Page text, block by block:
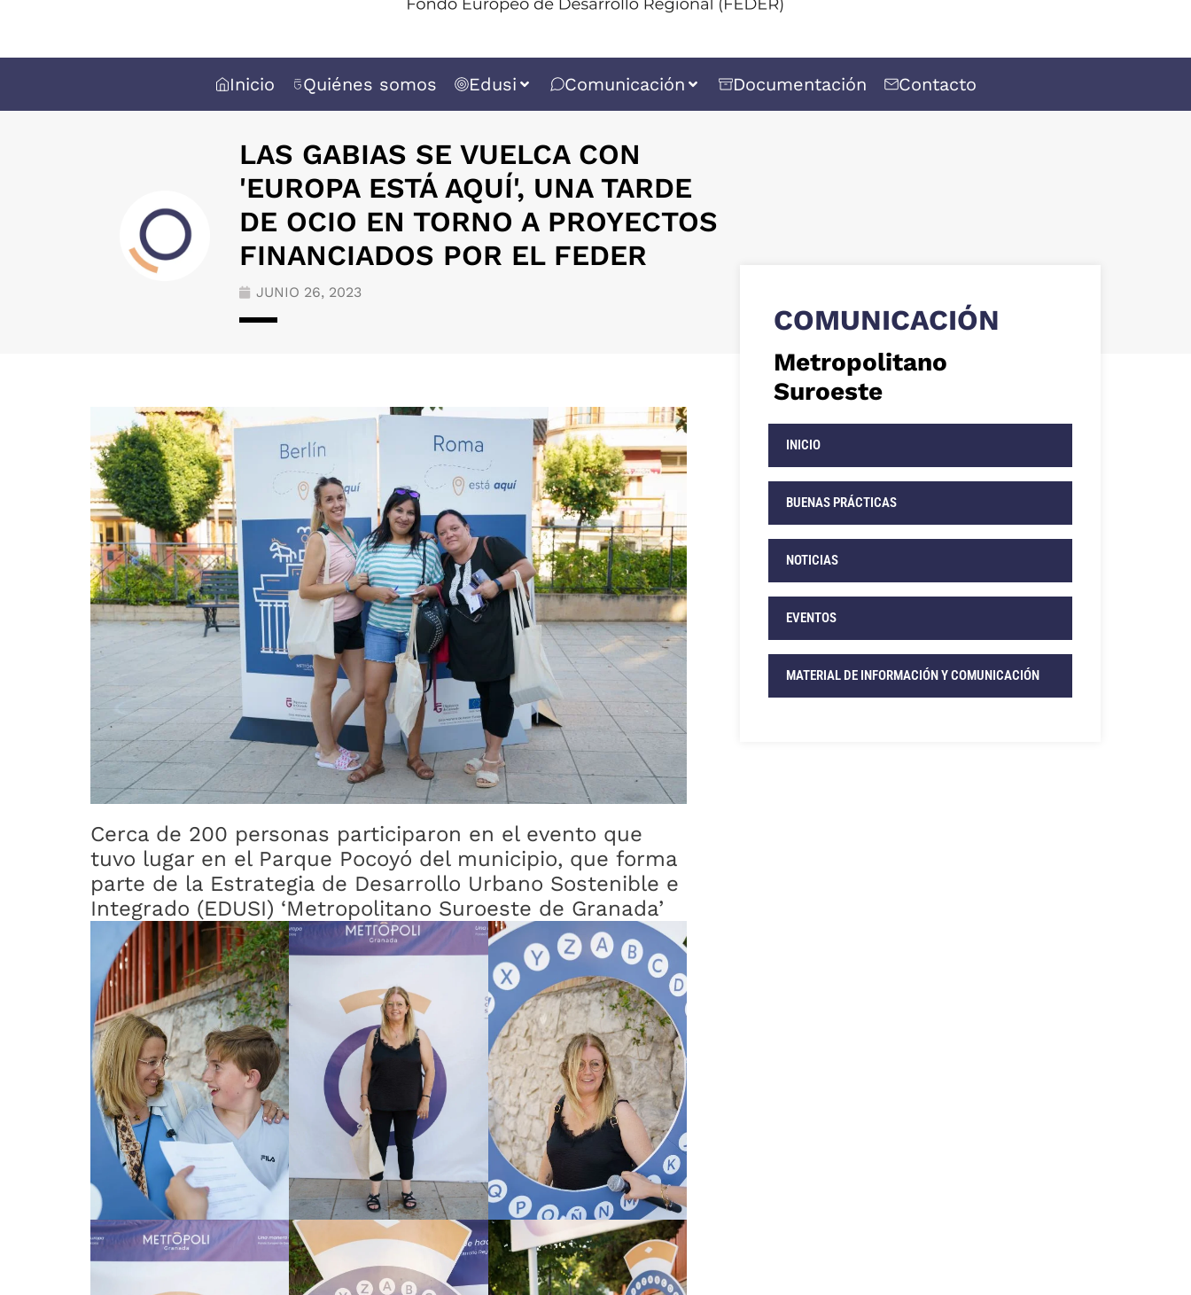
Inicio Quiénes somos Edusi Comunicación Documentación Contacto
LAS GABIAS SE VUELCA CON
'EUROPA ESTÁ AQUÍ', UNA TARDE
DE OCIO EN TORNO A PROYECTOS
FINANCIADOS POR EL FEDER
JUNIO 26, 2023
Cerca de 200 personas participaron en el evento que
tuvo lugar en el Parque Pocoyó del municipio, que forma
parte de la Estrategia de Desarrollo Urbano Sostenible e
Integrado (EDUSI) ‘Metropolitano Suroeste de Granada’
COMUNICACIÓN
Metropolitano
Suroeste
INICIO
BUENAS PRÁCTICAS
NOTICIAS
EVENTOS
MATERIAL DE INFORMACIÓN Y COMUNICACIÓN